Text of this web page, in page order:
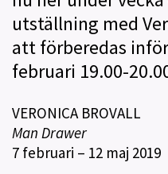
utställning med
att förberedas
februari 19.00-
VERONICA BROVALL
Man Drawer
7 februari – 12 maj 2019